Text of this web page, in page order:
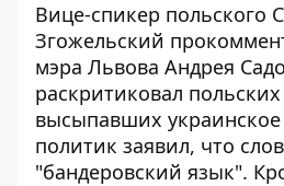
Вице-спикер польского
Згожельский
мэра Львова Андрея
раскритиковал
высыпавших украинское
политик заявил, что
"бандеровский язык".